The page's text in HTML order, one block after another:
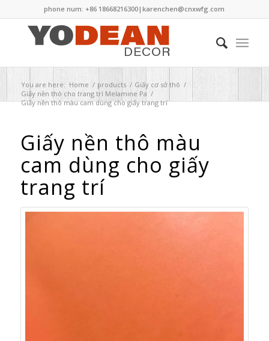
phone num: +86 18668216300|karenchen@cnxwfg.com
You are here: Home / products / Giấy cơ sở thô /
Giấy nền thô cho trang trí Melamine Pa /
Giấy nền thô màu cam dùng cho giấy trang trí
Giấy nền thô màu
cam dùng cho giấy
trang trí